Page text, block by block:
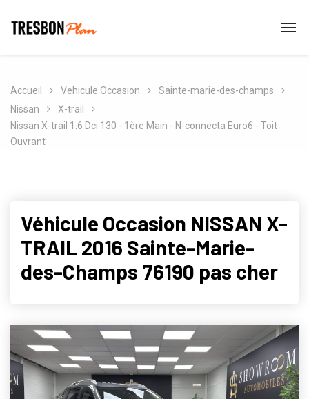
Accueil Vehicule Occasion
Sainte-marie-des-champs
Nissan
X-trail
Nissan X-trail 1.6 Dci 130 - 1ère Main - N-connecta Euro6 - Toit
Ouvrant
Véhicule Occasion NISSAN X-
TRAIL 2016 Sainte-Marie-
des-Champs 76190 pas cher